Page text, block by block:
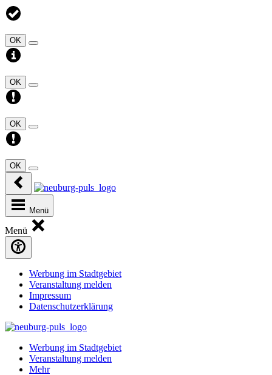
OK
OK
OK
OK
Menü
Menü
Werbung im Stadtgebiet
Veranstaltung melden
Impressum
Datenschutzerklärung
Werbung im Stadtgebiet
Veranstaltung melden
Mehr